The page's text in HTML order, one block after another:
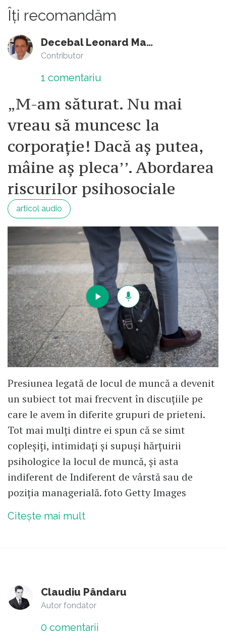
Îți recomandăm
Decebal Leonard Marin
Contributor
1 comentariu
„M-am săturat. Nu mai
vreau să muncesc la
corporație! Dacă aș putea,
mâine aș pleca’’. Abordarea
riscurilor psihosociale
articol audio
Presiunea legată de locul de muncă a devenit
un subiect tot mai frecvent în discuțiile pe
care le avem în diferite grupuri de prieteni.
Tot mai mulți dintre ei spun că se simt
copleșiți, intimidați și supuși hărțuirii
psihologice la locul de muncă, și asta
indiferent de Indiferent de vârstă sau de
poziția managerială. foto Getty Images
Citește mai mult
Claudiu Pândaru
Autor fondator
0 comentarii